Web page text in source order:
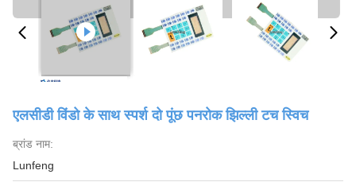
एलसीडी विंडो के साथ स्पर्श दो पूंछ पनरोक झिल्ली टच स्विच
ब्रांड नाम:
Lunfeng